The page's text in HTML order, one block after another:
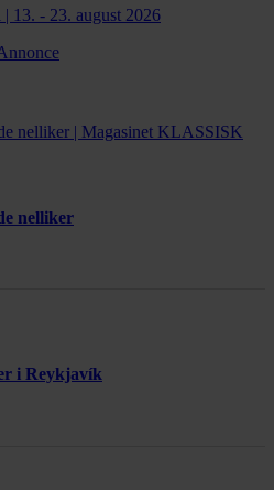
nelliker
i Reykjavík